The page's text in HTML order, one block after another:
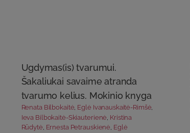
Ugdymas(is) tvarumui.
Šakaliukai savaime atranda
tvarumo kelius. Mokinio knyga
Renata Bilbokaitė, Eglė Ivanauskaitė-Rimšė,
Ieva Bilbokaitė-Skiauterienė Kristina
Rūdytė, Ernesta Petrauskienė, Eglė